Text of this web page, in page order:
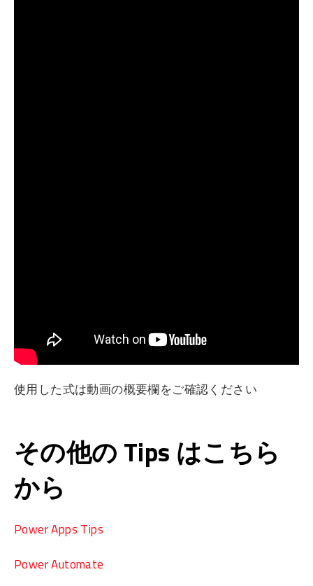
使用した式は動画の概要欄をご確認ください
その他の Tips はこちら
から
Power Apps Tips
Power Automate